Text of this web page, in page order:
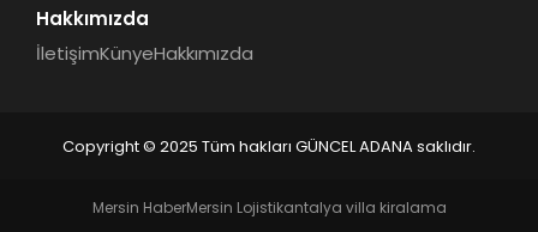
Hakkımızda
İletişimKünyeHakkımızda
Copyright © 2025 Tüm hakları GÜNCEL ADANA saklıdır.
Mersin HaberMersin Lojistikantalya villa kiralama